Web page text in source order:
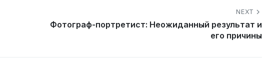
NEXT
Фотограф-портретист: Неожиданный результат и
его причины